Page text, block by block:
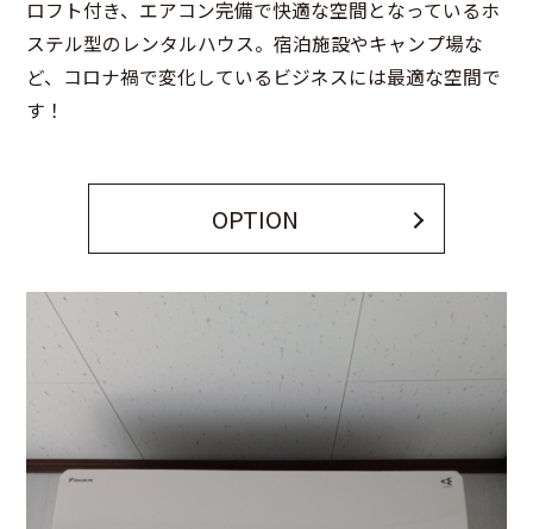
ロフト付き、エアコン完備で快適な空間となっているホ
ステル型のレンタルハウス。宿泊施設やキャンプ場な
ど、コロナ禍で変化しているビジネスには最適な空間で
す！
OPTION